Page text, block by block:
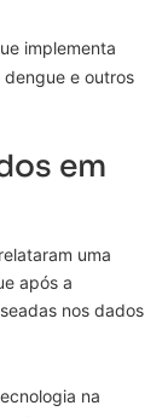
implementa
e outros
em
uma
após a
nos dados
na